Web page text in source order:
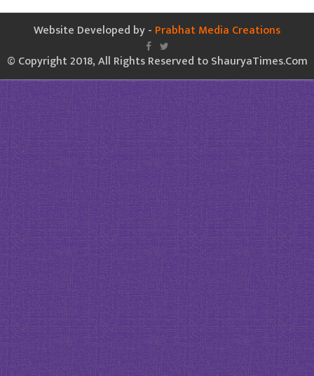
Website Developed by - Prabhat Media Creations
© Copyright 2018, All Rights Reserved to ShauryaTimes.Com